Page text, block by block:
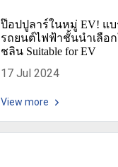
ป๊อปปูลาร์ในหมู่ EV! แ
รถยนต์ไฟฟ้าชั้นนำเลือ
ชลิน Suitable for EV
17 Jul 2024
View more